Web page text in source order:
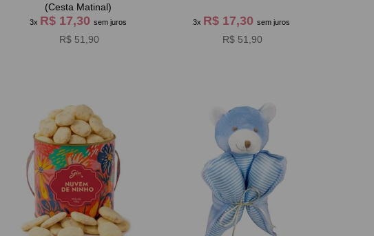
(Cesta Matinal)
3x R$ 17,30 sem juros
R$ 51,90
3x R$ 17,30 sem juros
R$ 51,90